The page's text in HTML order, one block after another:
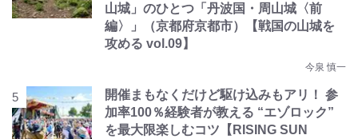
山城」のひとつ「丹波国・周山城〈前
編〉」（京都府京都市）【戦国の山城を
攻める vol.09】
今泉 慎一
開催まもなくだけど駆け込みもアリ！ 参
加率100％経験者が教える “エゾロック”
を最大限楽しむコツ【RISING SUN